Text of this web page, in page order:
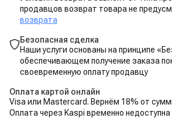
продавцов возврат товара не
возврата
Безопасная сделка
Наши услуги основаны на принципе
обеспечивающем получение заказа
своевременную оплату продавцу
Оплата картой онлайн
Visa или Mastercard. Вернём 18% от
Оплата через Kaspi временно недоступна